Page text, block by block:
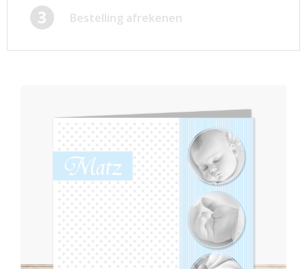
Alle producten
Cadeaubonnen
Doordruksets
Enveloppen
Foto's
3 Bestelling afrekenen